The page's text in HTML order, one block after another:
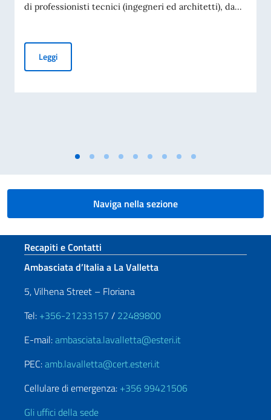
di professionisti tecnici (ingegneri ed architetti), da...
LeggiAVVISO ESPLORATIVO DI MANIFESTAZIONE DI
Naviga nella sezione
Sezione footer
Recapiti e Contatti
Ambasciata d’Italia a La Valletta
5, Vilhena Street – Floriana
Tel: +356-21233157 / 22489800
E-mail:ambasciata.lavalletta@esteri.it
PEC:amb.lavalletta@cert.esteri.it
Cellulare di emergenza: +356 99421506
Gli uffici della sede